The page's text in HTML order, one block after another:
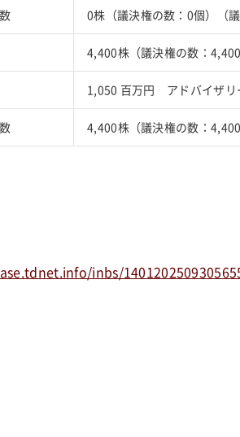
0株（議決権の数：0個）（
4,400株（議決権の数：4,400
1,050 百万円 アドバイザ
4,400株（議決権の数：
inbs/